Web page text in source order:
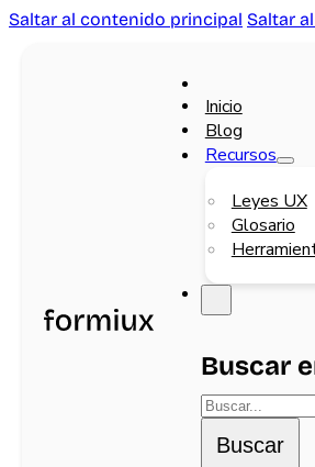
Saltar al contenido principal Saltar
Inicio
Blog
Recursos
Leyes UX
Glosario
Buscar
Buscar
Buscar